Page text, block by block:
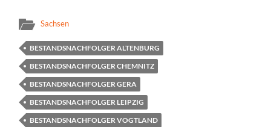
Sachsen
BESTANDSNACHFOLGER ALTENBURG
BESTANDSNACHFOLGER CHEMNITZ
BESTANDSNACHFOLGER GERA
BESTANDSNACHFOLGER LEIPZIG
BESTANDSNACHFOLGER VOGTLAND